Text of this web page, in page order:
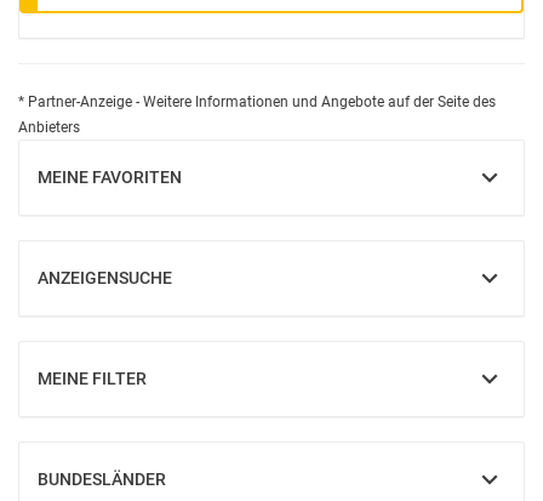
* Partner-Anzeige - Weitere Informationen und Angebote auf der Seite des
Anbieters
MEINE FAVORITEN
EINBLENDEN
ANZEIGENSUCHE
EINBLENDEN
MEINE FILTER
EINBLENDEN
BUNDESLÄNDER
EINBLENDEN